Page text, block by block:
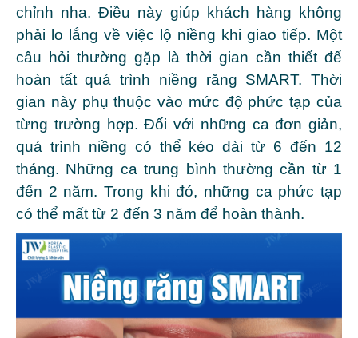
chỉnh nha. Điều này giúp khách hàng không
phải lo lắng về việc lộ niềng khi giao tiếp. Một
câu hỏi thường gặp là thời gian cần thiết để
hoàn tất quá trình niềng răng SMART. Thời
gian này phụ thuộc vào mức độ phức tạp của
từng trường hợp. Đối với những ca đơn giản,
quá trình niềng có thể kéo dài từ 6 đến 12
tháng. Những ca trung bình thường cần từ 1
đến 2 năm. Trong khi đó, những ca phức tạp
có thể mất từ 2 đến 3 năm để hoàn thành.